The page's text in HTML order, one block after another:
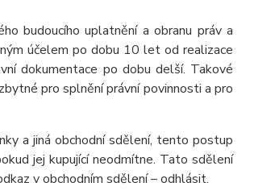
budoucího uplatnění a obranu práv a
účelem po dobu 10 letod realizace
dokumentace po dobu delší. Takové
pro splnění právní povinnosti a pro
a jiná obchodní sdělení, tento postup
jej kupující neodmítne. Tato sdělení
v obchodním sdělení – odhlásit.